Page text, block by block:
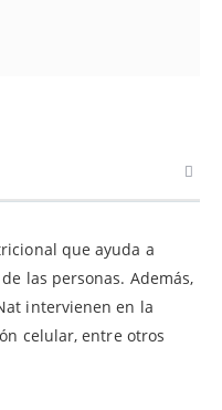
que ayuda a
las personas. Además,
intervienen en la
celular, entre otros